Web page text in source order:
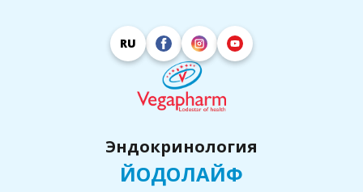
RU
Эндокринология
ЙОДОЛАЙФ